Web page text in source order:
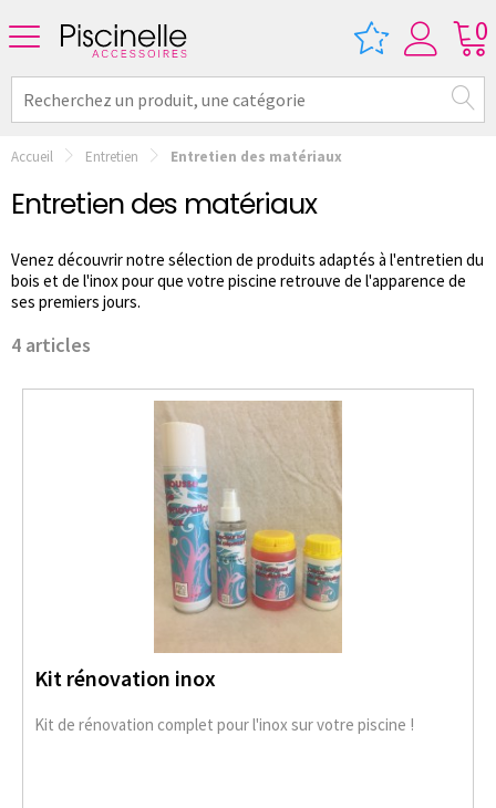
0
Accueil Entretien Entretien des matériaux
Entretien des matériaux
Venez découvrir notre sélection de produits adaptés à l'entretien du
bois et de l'inox pour que votre piscine retrouve de l'apparence de
ses premiers jours.
4 articles
Kit rénovation inox
Kit de rénovation complet pour l'inox sur votre piscine !